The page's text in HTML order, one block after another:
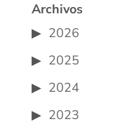
Archivos
2026
2025
2024
2023